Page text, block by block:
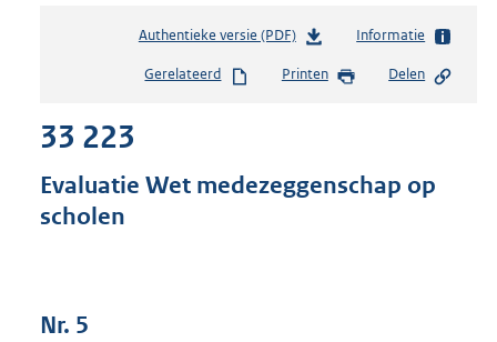
Authentieke versie (PDF)b
s
s
Informatie
Gerelateerd Printen Delen
33 223
Evaluatie Wet medezeggenschap op
scholen
Nr. 5